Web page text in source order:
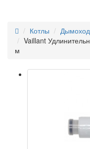
Котлы
Vaillant
м